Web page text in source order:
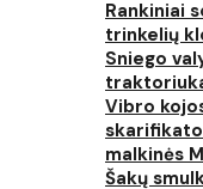
Rankiniai
trinkelių
Sniego
Vibro
malkinės
Šakų